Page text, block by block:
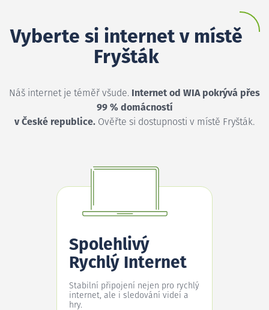
Vyberte si internet v místě
Fryšták
Náš internet je téměř všude. Internet od WIA pokrývá přes
99 % domácností
v České republice. Ověřte si dostupnosti v místě Fryšták.
Spolehlivý
Rychlý Internet
Stabilní připojení nejen pro rychlý
internet, ale i sledování videí a
hry.